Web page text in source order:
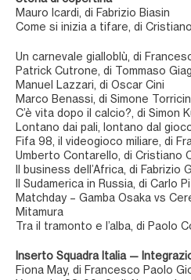
Mauro Icardi, di Fabrizio Biasin
Come si inizia a tifare, di
Un carnevale gialloblù, di
Patrick Cutrone, di Tommaso
Manuel Lazzari, di Oscar Cini
Marco Benassi, di Simone
C’è vita dopo il calcio?, di Simon
Lontano dai pali, lontano dal
Fifa 98, il videogioco miliare, di
Umberto Contarello, di Cristiano
Il business dell’Africa, di Fabrizio
Il Sudamerica in Russia, di Carlo
Matchday – Gamba Osaka vs
Mitamura
Tra il tramonto e l’alba, di Paolo
Inserto Squadra Italia —
Fiona May, di Francesco Paolo